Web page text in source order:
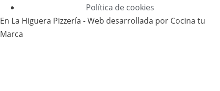
Política de cookies
En La Higuera Pizzería - Web desarrollada por Cocina tu
Marca